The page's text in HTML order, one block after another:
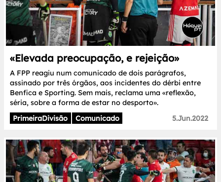
«Elevada preocupação, e rejeição»
A FPP reagiu num comunicado de dois parágrafos,
assinado por três órgãos, aos incidentes do dérbi entre
Benfica e Sporting. Sem mais, reclama uma «reflexão,
séria, sobre a forma de estar no desporto».
PrimeiraDivisão
Comunicado 5.Jun.2022